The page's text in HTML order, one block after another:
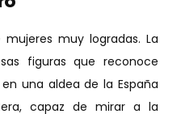
muy logradas. La
figuras que reconoce
una aldea de la España
capaz de mirar a la